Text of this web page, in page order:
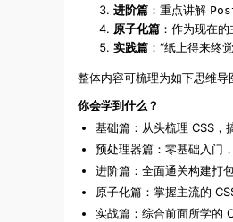
进阶篇 ：重点讲解
原子化篇 ：作为现在
实践篇 ：“纸上得来终
整体内容可梳理为如下思维导
你会学到什么？
基础篇：从头梳理 CSS，
预处理器篇：零基础入门
进阶篇：全面通关构建打
原子化篇：掌握主流的
实战篇：综合前面所学的